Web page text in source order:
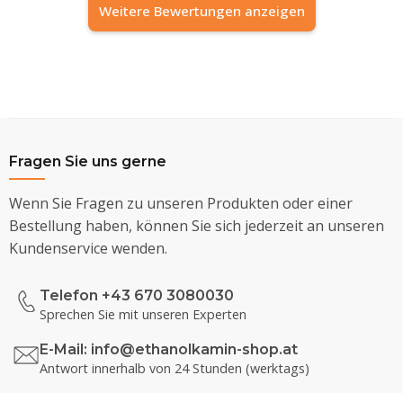
Weitere Bewertungen anzeigen
Fragen Sie uns gerne
Wenn Sie Fragen zu unseren Produkten oder einer
Bestellung haben, können Sie sich jederzeit an unseren
Kundenservice wenden.
Telefon +43 670 3080030
Sprechen Sie mit unseren Experten
E-Mail: info@ethanolkamin-shop.at
Antwort innerhalb von 24 Stunden (werktags)